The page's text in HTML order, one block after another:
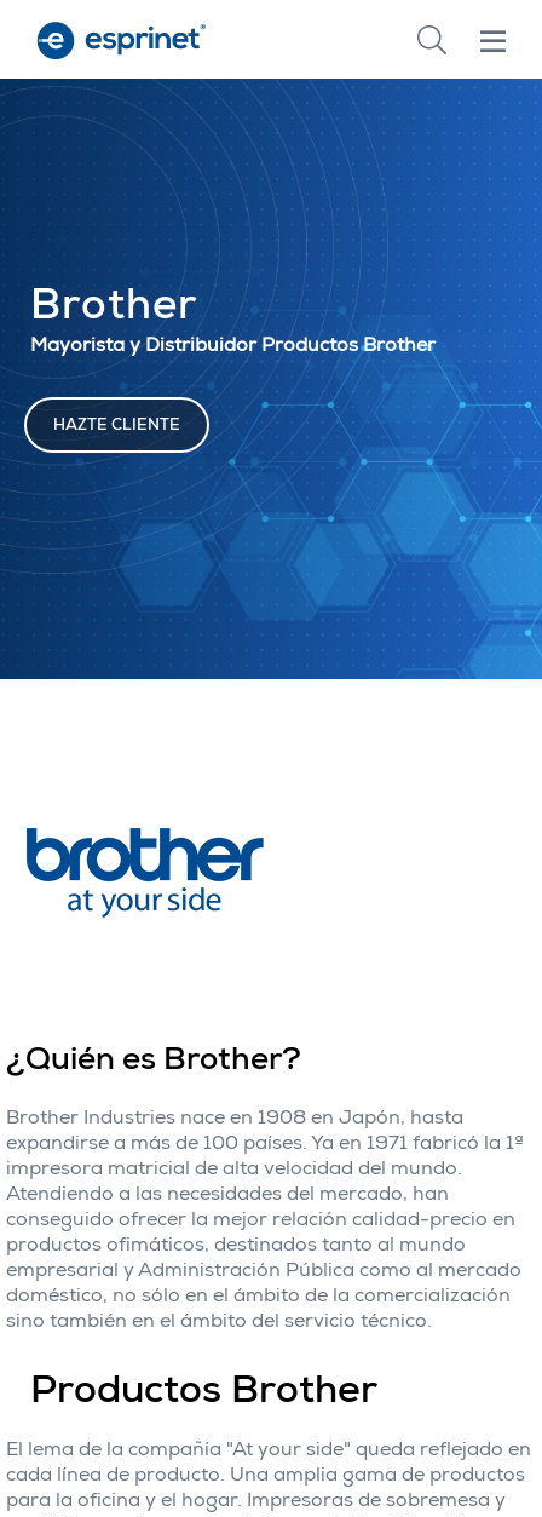
main
content
Brother
Mayorista y Distribuidor Productos Brother
HAZTE CLIENTE
¿Quién es Brother?
Brother Industries nace en 1908 en Japón, hasta
expandirse a más de 100 países. Ya en 1971 fabricó la 1ª
impresora matricial de alta velocidad del mundo.
Atendiendo a las necesidades del mercado, han
conseguido ofrecer la mejor relación calidad-precio en
productos ofimáticos, destinados tanto al mundo
empresarial y Administración Pública como al mercado
doméstico, no sólo en el ámbito de la comercialización
sino también en el ámbito del servicio técnico.
Productos Brother
El lema de la compañía "At your side" queda reflejado en
cada línea de producto. Una amplia gama de productos
para la oficina y el hogar. Impresoras de sobremesa y